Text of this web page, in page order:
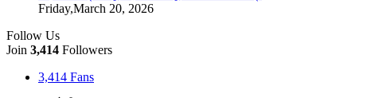
Friday,March 20, 2026
Follow Us
Join 3,414 Followers
3,414 Fans